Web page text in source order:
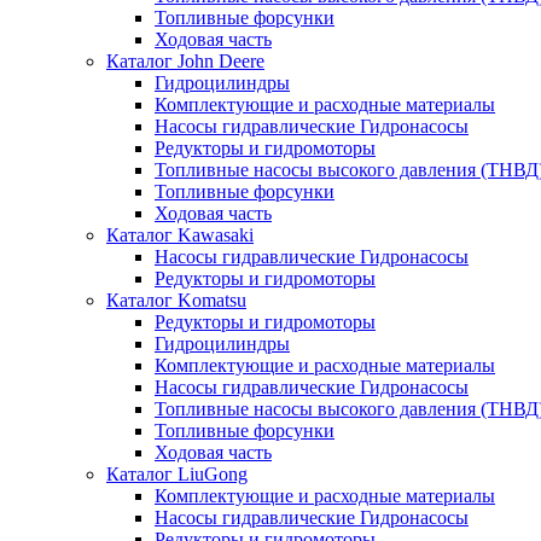
Топливные форсунки
Ходовая часть
Каталог John Deere
Гидроцилиндры
Комплектующие и расходные материалы
Насосы гидравлические Гидронасосы
Редукторы и гидромоторы
Топливные насосы высокого давления
Топливные форсунки
Ходовая часть
Каталог Kawasaki
Насосы гидравлические Гидронасосы
Редукторы и гидромоторы
Каталог Komatsu
Редукторы и гидромоторы
Гидроцилиндры
Комплектующие и расходные материалы
Насосы гидравлические Гидронасосы
Топливные насосы высокого давления
Топливные форсунки
Ходовая часть
Каталог LiuGong
Комплектующие и расходные материалы
Насосы гидравлические Гидронасосы